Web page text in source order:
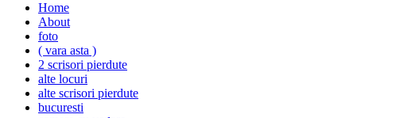
Home
About
foto
( vara asta )
2 scrisori pierdute
alte locuri
alte scrisori pierdute
bucuresti